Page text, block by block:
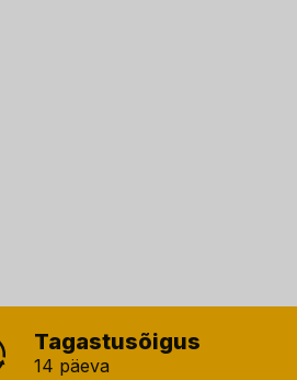
Tagastusõigus
14 päeva